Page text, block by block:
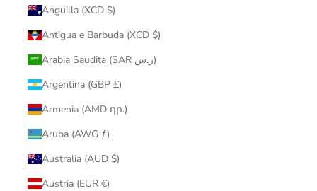
Anguilla (XCD $)
Antigua e Barbuda (XCD $)
Arabia Saudita (SAR ر.س)
Argentina (GBP £)
Armenia (AMD դր.)
Aruba (AWG ƒ)
Australia (AUD $)
Austria (EUR €)